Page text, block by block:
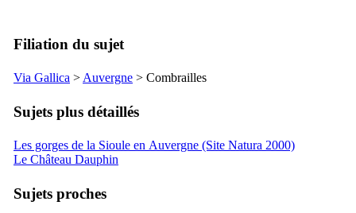
Filiation du sujet
Via Gallica > Auvergne > Combrailles
Sujets plus détaillés
Les gorges de la Sioule en Auvergne (Site Natura 2000)
Le Château Dauphin
Sujets proches